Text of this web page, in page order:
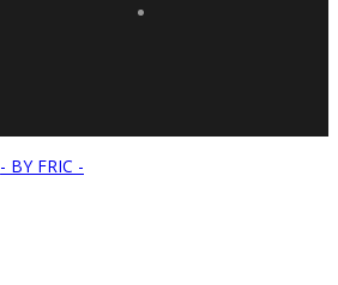
- BY FRIC -